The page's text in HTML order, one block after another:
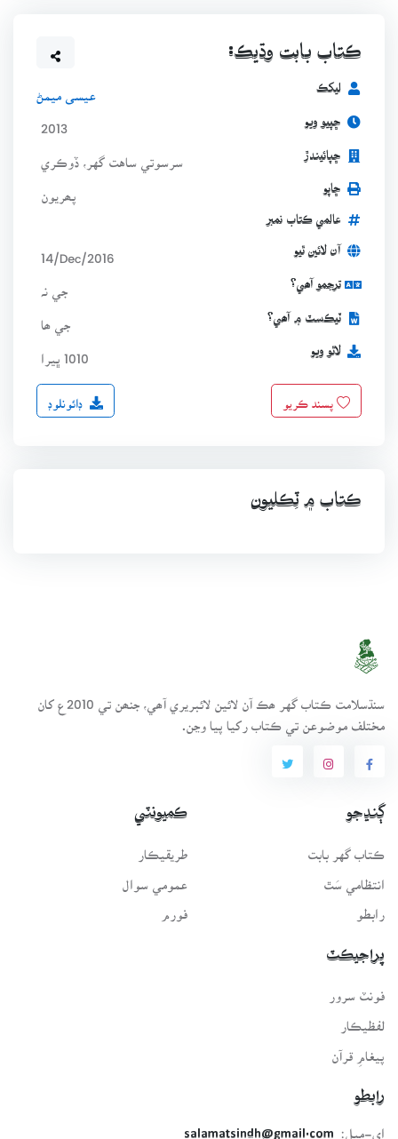
ڪتاب بابت وڌيڪ:
ليکڪ
ڇپيو ويو 2013
ڇپائيندڙ سرسوتي ساهت گهر، ڏوڪري
ڇاپو
عالمي ڪتاب نمبر
آن لائين ٿيو 14/Dec/2016
ترجمو آھي؟
ٽيڪسٽ ۾ آھي؟ جي ھا
لاٿو ويو 1010 ڀيرا
پسند ڪريو ڊائونلوڊ
ڪتاب ۾ ٽِڪليون
سنڌسلامت ڪتاب گهر ھڪ آن لائين لائبريري آھي، جنھن تي 2010ع کان
مختلف موضوعن تي ڪتاب رکيا پيا وڃن.
ڳنڍجو
ڪتاب گهر بابت
انتظامي سَٿ
رابطو
ڪميونٽي
طريقيڪار
عمومي سوال
فورم
پراجيڪٽ
فونٽ سرور
لفظيڪار
پيغامِ قرآن
رابطو
اي-ميل:
salamatsindh@gmail.com